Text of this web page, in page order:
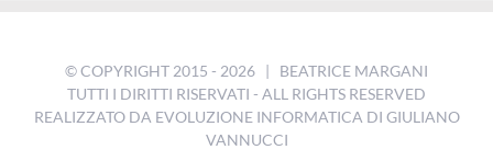
© COPYRIGHT 2015 - 2026 | BEATRICE MARGANI
TUTTI I DIRITTI RISERVATI - ALL RIGHTS RESERVED
REALIZZATO DA EVOLUZIONE INFORMATICA DI GIULIANO
VANNUCCI